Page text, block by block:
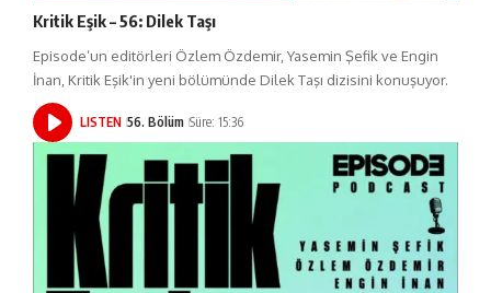
Kritik Eşik – 56: Dilek Taşı
Episode’un editörleri Özlem Özdemir, Yasemin Şefik ve Engin
İnan, Kritik Eşik'in yeni bölümünde Dilek Taşı dizisini konuşuyor.
LISTEN 56. Bölüm Süre: 15:36